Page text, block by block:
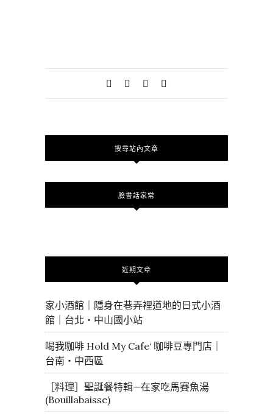
搜尋站內文章
臉書話家常
近期文章
家小酒館｜隱身在巷弄裡道地的日式小酒
館｜台北・中山國小站
喝我咖啡 Hold My Cafe‘ 咖啡豆專門店｜
台南・中西區
［料理］聖誕餐特輯—在家吃馬賽魚湯
(Bouillabaisse)